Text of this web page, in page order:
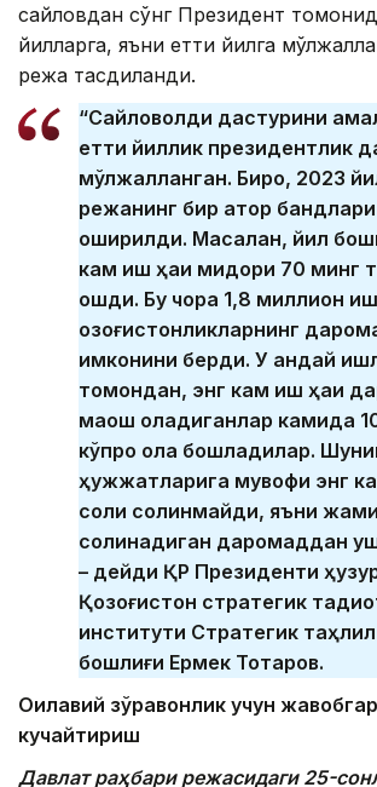
сайловдан сўнг Президент
йилларга, яъни етти йилга
режа тасдиқланди.
“Сайловолди дастурини
етти йиллик президентлик
мўлжалланган. Бироқ, 2023
режанинг бир қатор
оширилди. Масалан, йил
кам иш ҳақи миқдори 70 минг
ошди. Бу чора 1,8 миллион
қозоғистонликларнинг
имконини берди. У қандай
томондан, энг кам иш ҳақи
маош оладиганлар камида
кўпроқ ола бошладилар.
ҳужжатларига мувофиқ энг
солиқ солинмайди, яъни жами
солинадиган даромаддан
– дейди ҚР Президенти
Қозоғистон стратегик
институти Стратегик
бошлиғи Ермек Тоқтаров.
Оилавий зўравонлик учун
кучайтириш
Давлат раҳбари режасидаги 25-